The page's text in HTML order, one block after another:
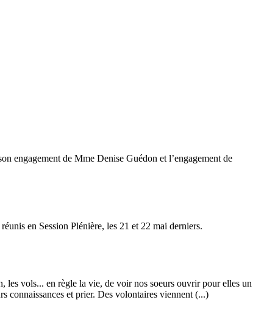
engagement de Mme Denise Guédon et l’engagement de
en Session Plénière, les 21 et 22 mai derniers.
vols... en règle la vie, de voir nos soeurs ouvrir pour elles un
connaissances et prier. Des volontaires viennent (...)